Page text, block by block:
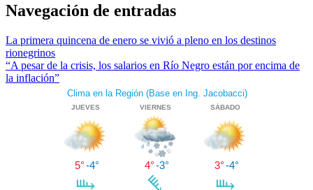
Navegación de entradas
La primera quincena de enero se vivió a pleno en los destinos
rionegrinos
“A pesar de la crisis, los salarios en Río Negro están por encima de
la inflación”